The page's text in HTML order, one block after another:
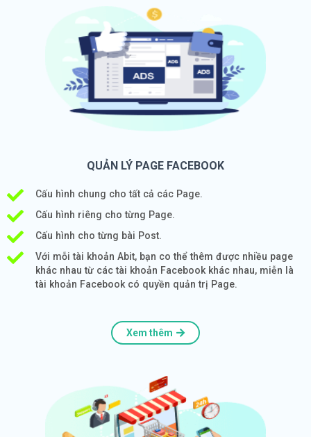
QUẢN LÝ PAGE FACEBOOK
Cấu hình chung cho tất cả các Page.
Cấu hình riêng cho từng Page.
Cấu hình cho từng bài Post.
Với mỗi tài khoản Abit, bạn co thể thêm được nhiều page
khác nhau từ các tài khoản Facebook khác nhau, miễn là
tài khoản Facebook có quyền quản trị Page.
Xem thêm